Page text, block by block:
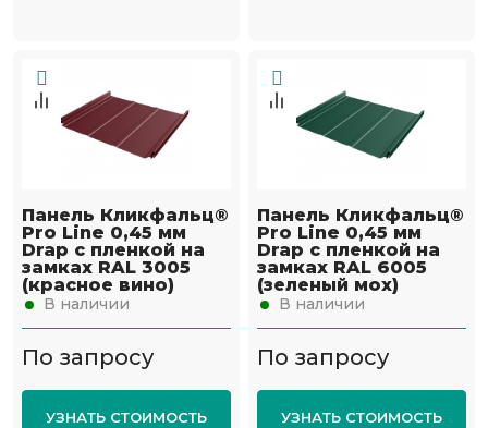
Панель Кликфальц®
Pro Line 0,45 мм
Drap с пленкой на
замках RAL 3005
(красное вино)
В наличии
По запросу
УЗНАТЬ СТОИМОСТЬ
Панель Кликфальц®
Pro Line 0,45 мм
Drap с пленкой на
замках RAL 6005
(зеленый мох)
В наличии
По запросу
УЗНАТЬ СТОИМОСТЬ